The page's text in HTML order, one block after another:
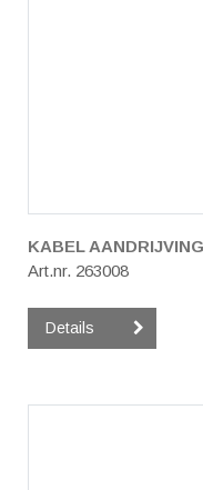
KABEL
Art.nr. 263008
Details